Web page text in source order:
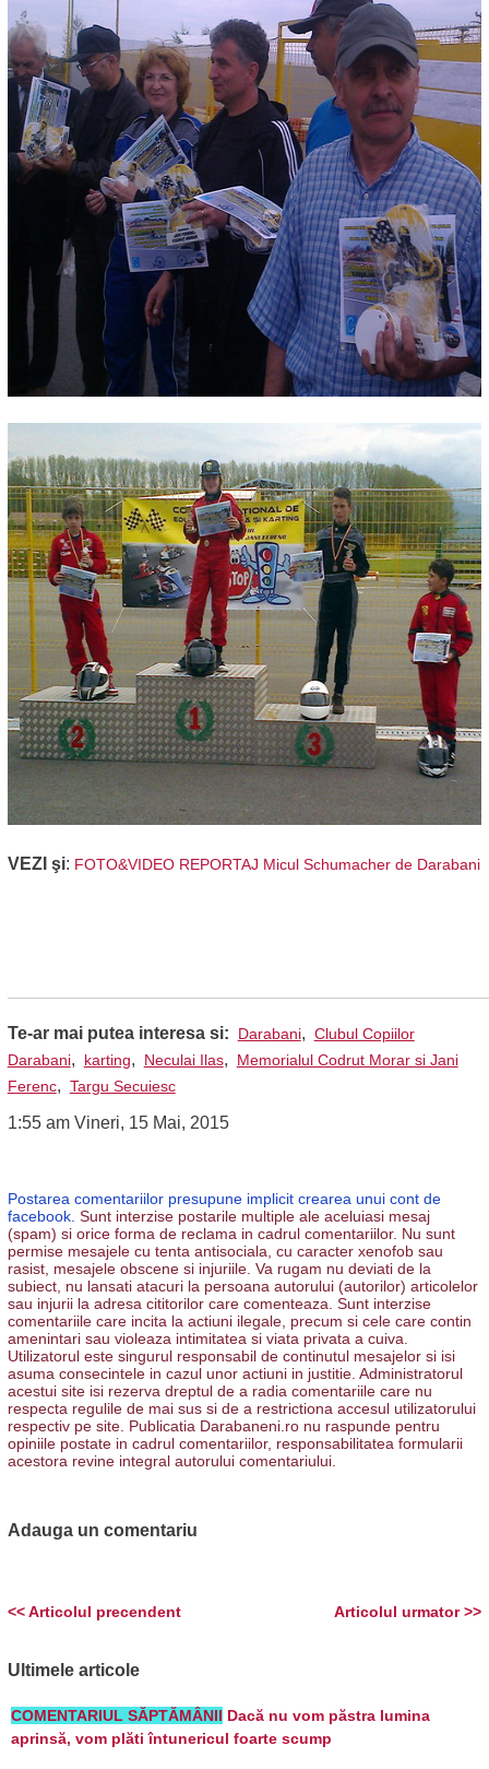
VEZI şi: FOTO&VIDEO REPORTAJ Micul Schumacher de Darabani
Te-ar mai putea interesa si: Darabani, Clubul Copiilor
Darabani, karting, Neculai Ilas,
Memorialul Codrut Morar si Jani
Ferenc, Targu Secuiesc
1:55 am Vineri, 15 Mai, 2015
Postarea comentariilor presupune implicit crearea unui cont de
facebook. Sunt interzise postarile multiple ale aceluiasi mesaj
(spam) si orice forma de reclama in cadrul comentariilor. Nu sunt
permise mesajele cu tenta antisociala, cu caracter xenofob sau
rasist, mesajele obscene si injuriile. Va rugam nu deviati de la
subiect, nu lansati atacuri la persoana autorului (autorilor) articolelor
sau injurii la adresa cititorilor care comenteaza. Sunt interzise
comentariile care incita la actiuni ilegale, precum si cele care contin
amenintari sau violeaza intimitatea si viata privata a cuiva.
Utilizatorul este singurul responsabil de continutul mesajelor si isi
asuma consecintele in cazul unor actiuni in justitie. Administratorul
acestui site isi rezerva dreptul de a radia comentariile care nu
respecta regulile de mai sus si de a restrictiona accesul utilizatorului
respectiv pe site. Publicatia Darabaneni.ro nu raspunde pentru
opiniile postate in cadrul comentariilor, responsabilitatea formularii
acestora revine integral autorului comentariului.
Adauga un comentariu
Articolul urmator >>
<< Articolul precendent
Ultimele articole
COMENTARIUL SĂPTĂMÂNII Dacă nu vom păstra lumina
aprinsă, vom plăti întunericul foarte scump